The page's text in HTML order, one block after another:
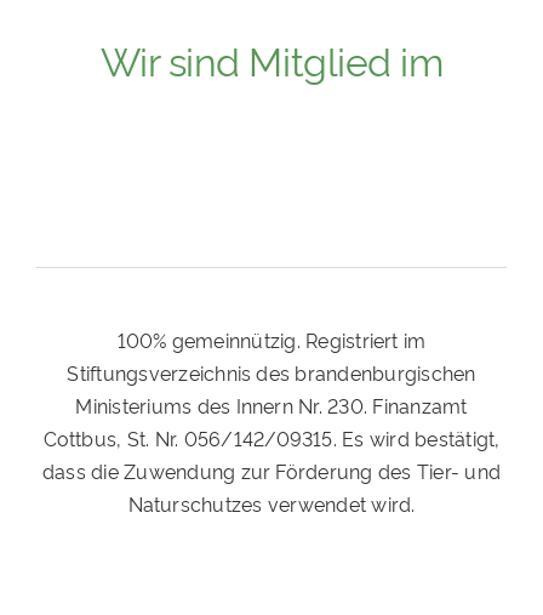
Wir sind Mitglied im
100% gemeinnützig. Registriert im
Stiftungsverzeichnis des brandenburgischen
Ministeriums des Innern Nr. 230. Finanzamt
Cottbus, St. Nr. 056/142/09315. Es wird bestätigt,
dass die Zuwendung zur Förderung des Tier- und
Naturschutzes verwendet wird.